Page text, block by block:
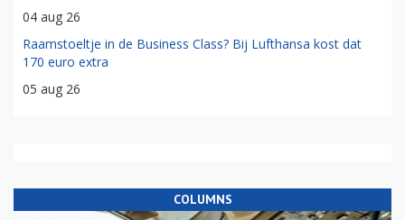
04 aug 26
Raamstoeltje in de Business Class? Bij Lufthansa kost dat
170 euro extra
05 aug 26
COLUMNS